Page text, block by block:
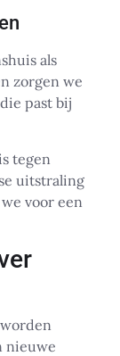
als
zorgen we
past bij
tegen
uitstraling
voor een
nieuwe